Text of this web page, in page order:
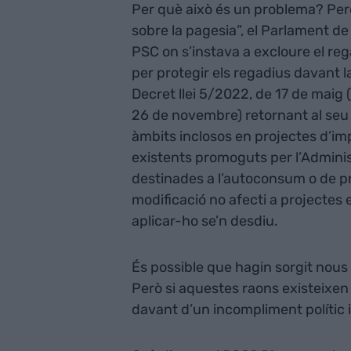
Per què això és un problema?
sobre la pagesia”, el Parlament
PSC on s’instava a excloure el
per protegir els regadius davant
Decret llei 5/2022, de 17 de
26 de novembre) retornant al
àmbits inclosos en projectes
existents promoguts per
destinades a l’autoconsum o de
modificació no afecti a projectes
aplicar-ho se’n desdiu.
És possible que hagin sorgit
Però si aquestes raons
davant d’un incompliment polític